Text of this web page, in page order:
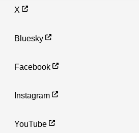
X
Bluesky
Facebook
Instagram
YouTube